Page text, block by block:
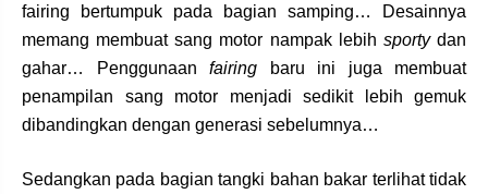
fairing bertumpuk pada bagian samping… Desainnya
memang membuat sang motor nampak lebih sportydan
gahar… Penggunaan fairing baru ini juga membuat
penampilan sang motor menjadi sedikit lebih gemuk
dibandingkan dengan generasi sebelumnya…
Sedangkan pada bagian tangki bahan bakar terlihat tidak